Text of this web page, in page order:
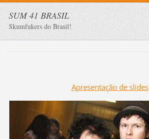
SUM 41 BRASIL
Skumfukers do Brasil!
Apresentação de slides